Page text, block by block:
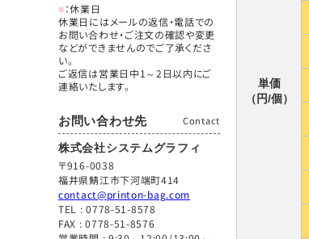
単価
（円/個）
■：休業日
休業日にはメールの返信・電話での
お問い合わせ・ご注文の確認や変更
などができませんのでご了承くださ
い。
ご返信は営業日中1～2日以内にご
連絡いたします。
お問い合わせ先 Contact
株式会社システムグラフィ
〒916-0038
福井県鯖江市下河端町414
contact@printon-bag.com
TEL :0778-51-8578
FAX : 0778-51-8576